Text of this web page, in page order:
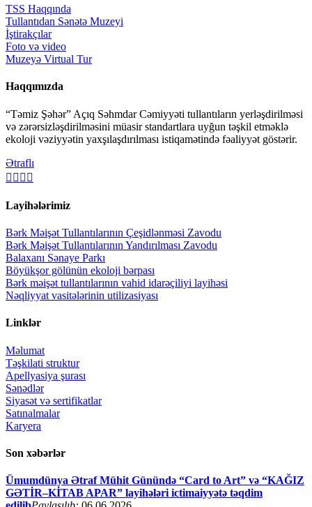
TSS Haqqında
Tullantıdan Sənətə Muzeyi
İştirakçılar
Foto və video
Muzeyə Virtual Tur
Haqqımızda
“Təmiz Şəhər” Açıq Səhmdar Cəmiyyəti tullantıların yerləşdirilməsi
və zərərsizləşdirilməsini müasir standartlara uyğun təşkil etməklə
ekoloji vəziyyətin yaxşılaşdırılması istiqamətində fəaliyyət göstərir.
Ətraflı
Layihələrimiz
Bərk Məişət Tullantılarının Çeşidlənməsi Zavodu
Bərk Məişət Tullantılarının Yandırılması Zavodu
Balaxanı Sənaye Parkı
Böyükşor gölünün ekoloji bərpası
Bərk məişət tullantılarının vahid idarəçiliyi layihəsi
Nəqliyyat vasitələrinin utilizasiyası
Linklər
Məlumat
Təşkilati struktur
Apellyasiya şurası
Sənədlər
Siyasət və sertifikatlar
Satınalmalar
Karyera
Son xəbərlər
Ümumdünya Ətraf Mühit Günündə “Card to Art” və “KAĞIZ
GƏTİR–KİTAB APAR” layihələri ictimaiyyətə təqdim